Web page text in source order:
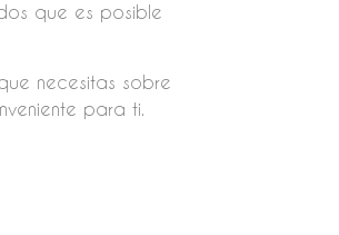
que es posible
necesitas sobre
para ti.